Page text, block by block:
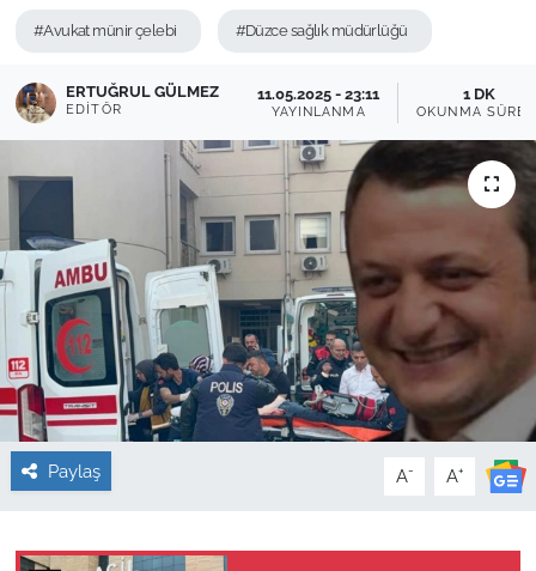
#Avukat münir çelebi #Düzce sağlık müdürlüğü
ERTUĞRUL GÜLMEZ
EDITÖR
11.05.2025 - 23:11
YAYINLANMA
1 DK
OKUNMA
Paylaş A- A+
Sağlık
Kamu Alımları
Haber Arşivi